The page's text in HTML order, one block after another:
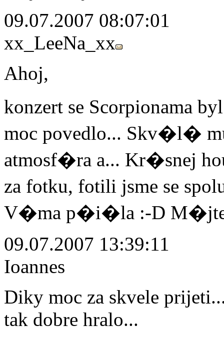
09.07.2007 08:07:01
xx_LeeNa_xx
Ahoj,
konzert se Scorpionama
moc povedlo... Skv�l�
atmosf�ra a... Kr�snej
za fotku, fotili jsme se
V�ma p�i�la :-D
09.07.2007 13:39:11
Ioannes
Diky moc za skvele
tak dobre hralo...